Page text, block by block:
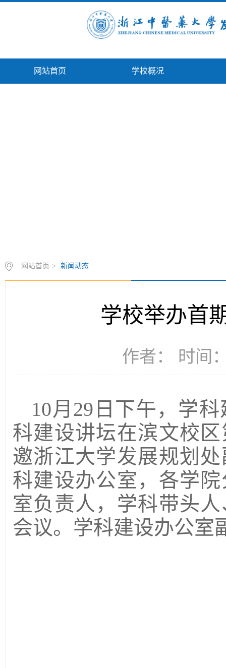
网站首页 学校概况
网站首页 > 新闻动态
学校举办首
作者： 时间
10月29日下午，学
科建设讲坛在滨文校
邀浙江大学发展规划
科建设办公室，各学
室负责人，学科带头
会议。学科建设办公室